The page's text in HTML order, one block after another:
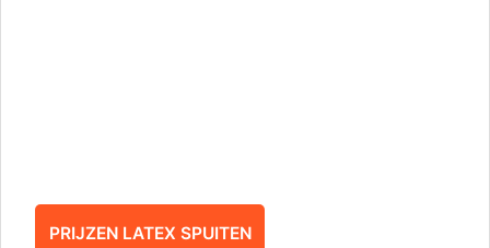
PRIJZEN LATEX SPUITEN